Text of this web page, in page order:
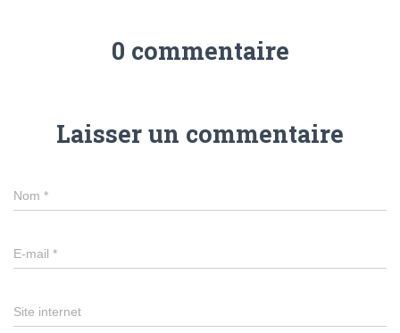
0 commentaire
Laisser un commentaire
Nom *
E-mail *
Site internet